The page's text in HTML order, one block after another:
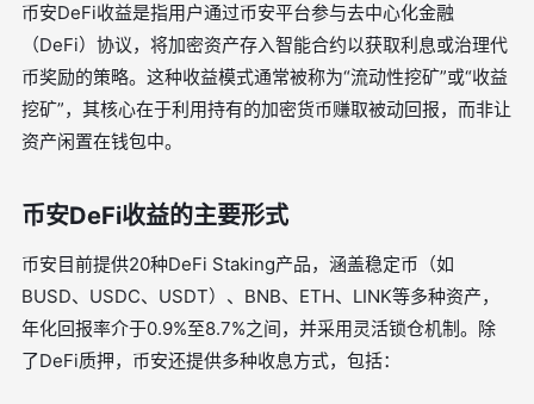
币安DeFi收益是指用户通过币安平台参与去中心化金融
（DeFi）协议，将加密资产存入智能合约以获取利息或治理代
币奖励的策略。这种收益模式通常被称为“流动性挖矿”或“收益
挖矿”，其核心在于利用持有的加密货币赚取被动回报，而非让
资产闲置在钱包中。
币安DeFi收益的主要形式
币安目前提供20种DeFi Staking产品，涵盖稳定币（如
BUSD、USDC、USDT）、BNB、ETH、LINK等多种资产，
年化回报率介于0.9%至8.7%之间，并采用灵活锁仓机制。除
了DeFi质押，币安还提供多种收息方式，包括：